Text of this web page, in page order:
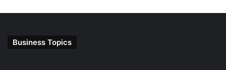
Business Topics